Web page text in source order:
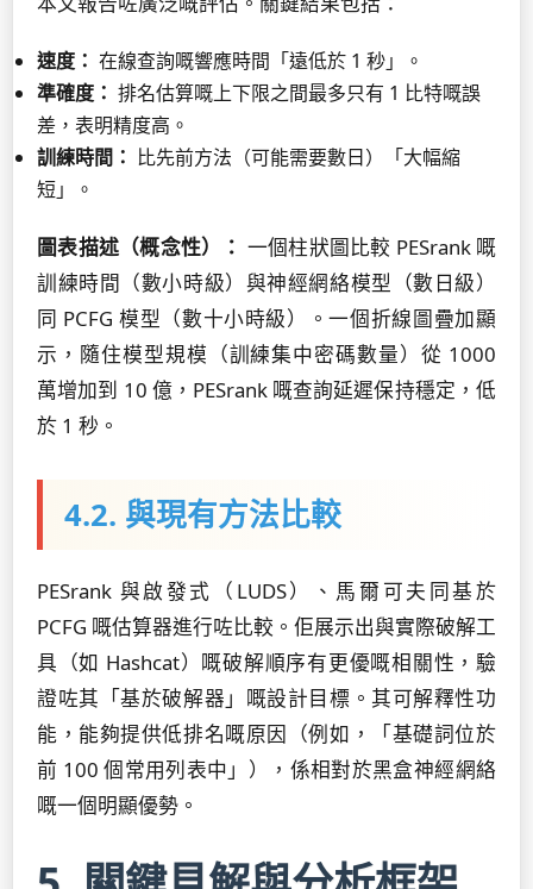
速度： 在線查詢嘅響應時間「遠低於 1 秒」。
準確度： 排名估算嘅上下限之間最多只有 1 比特嘅誤
差，表明精度高。
訓練時間： 比先前方法（可能需要數日）「大幅縮
短」。
圖表描述（概念性）： 一個柱狀圖比較 PESrank 嘅
訓練時間（數小時級）與神經網絡模型（數日級）
同 PCFG 模型（數十小時級）。一個折線圖疊加顯
示，隨住模型規模（訓練集中密碼數量）從 1000
萬增加到 10 億，PESrank 嘅查詢延遲保持穩定，低
於 1 秒。
4.2. 與現有方法比較
PESrank 與啟發式（LUDS）、馬爾可夫同基於
PCFG 嘅估算器進行咗比較。佢展示出與實際破解工
具（如 Hashcat）嘅破解順序有更優嘅相關性，驗
證咗其「基於破解器」嘅設計目標。其可解釋性功
能，能夠提供低排名嘅原因（例如，「基礎詞位於
前 100 個常用列表中」），係相對於黑盒神經網絡
嘅一個明顯優勢。